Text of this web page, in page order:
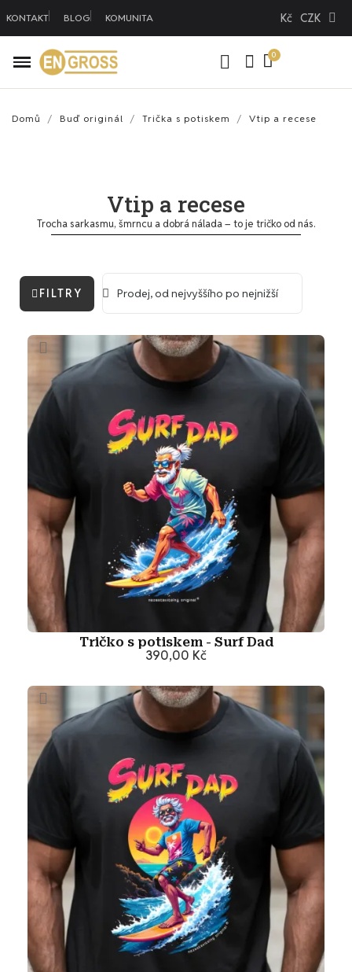
KONTAKT BLOG KOMUNITA Kč CZK
Domů Buď originál Trička s potiskem Vtip a recese
Vtip a recese
Trocha sarkasmu, šmrncu a dobrá nálada – to je tričko od nás.
FILTRY
Tričko s potiskem - Surf Dad
390,00 Kč
Přidat do košíku